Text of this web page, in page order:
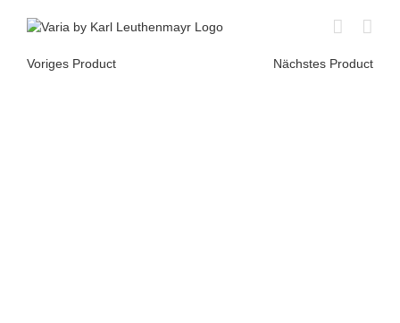
Voriges Product
Nächstes Product